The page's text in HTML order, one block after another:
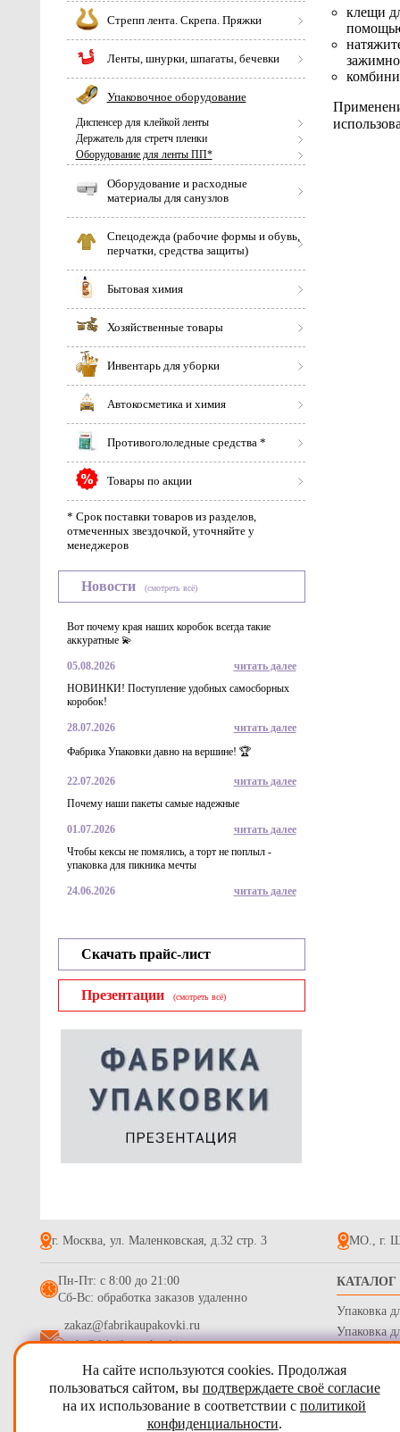
Стрепп лента. Скрепа. Пряжки
Ленты, шнурки, шпагаты, бечевки
Упаковочное оборудование
Диспенсер для клейкой ленты
Держатель для стретч пленки
Оборудование для ленты ПП*
Оборудование и расходные
материалы для санузлов
Спецодежда (рабочие формы и обувь,
перчатки, средства защиты)
Бытовая химия
Хозяйственные товары
Инвентарь для уборки
Автокосметика и химия
Противогололедные средства *
Товары по акции
* Срок поставки товаров из разделов,
отмеченных звездочкой, уточняйте у
менеджеров
Новости (смотреть всё)
Вот почему края наших коробок всегда такие
аккуратные 💫
05.08.2026
читать далее
НОВИНКИ! Поступление удобных самосборных
коробок!
28.07.2026
читать далее
Фабрика Упаковки давно на вершине! 🏆
22.07.2026
читать далее
Почему наши пакеты самые надежные
01.07.2026
читать далее
Чтобы кексы не помялись, а торт не поплыл -
упаковка для пикника мечты
24.06.2026 читать далее
Скачать прайс-лист
Презентации (смотреть всё)
клещи
г. Москва, ул. Маленковская, д.32 стр. 3 МО., г.
Пн-Пт: с 8:00 до 21:00
Сб-Вс: обработка заказов удаленно
zakaz@fabrikaupakovki.ru
info@fabrikaupakovki.ru
2009 - 2026ПТП Фабрика Упаковки
Карта сайта
Согласие на обработку персональных данных
КАТАЛОГ
Упаковка
Упаковка
Стрейч
Бумага
На сайте используются cookies. Продолжая
пользоваться сайтом, вы подтверждаете своё согласие
на их использование в соответствии с политикой
конфиденциальности.